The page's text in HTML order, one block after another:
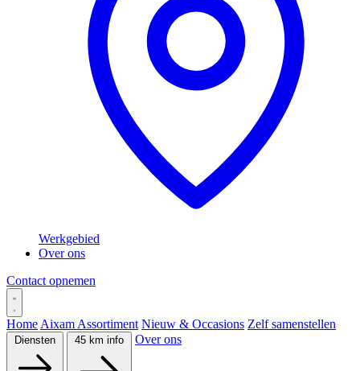
Werkgebied
Over ons
Contact opnemen
Home Aixam Assortiment Nieuw & Occasions Zelf samenstellen
Over ons